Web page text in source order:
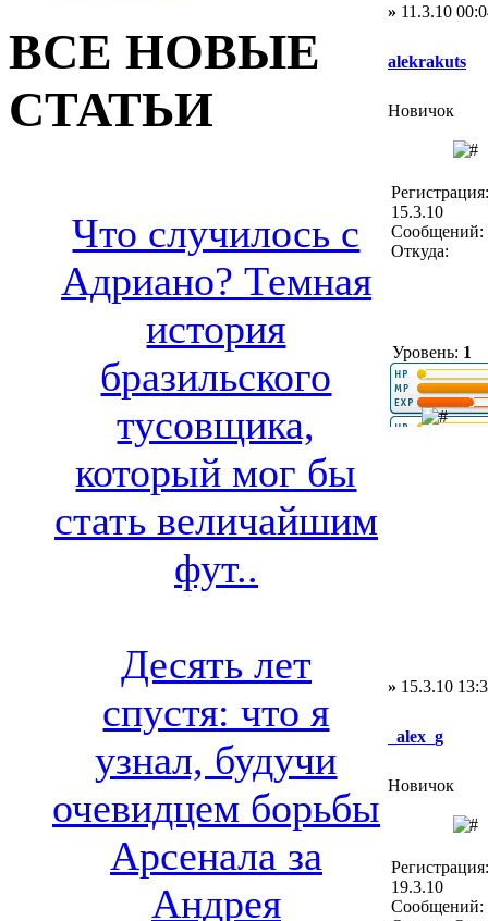
ВСЕ НОВЫЕ
СТАТЬИ
Что случилось с
Адриано? Темная
история
бразильского
тусовщика,
который мог бы
стать величайшим
фут..
Десять лет
спустя: что я
узнал, будучи
очевидцем борьбы
Арсенала за
Андрея
» 11.3.10
alekrakuts
Новичок
Регистрация:
15.3.10
Сообщений:
Откуда:
Уровень: 1
» 15.3.10
_alex_g
Новичок
Регистрация:
19.3.10
Сообщений: